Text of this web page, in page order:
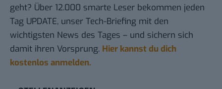
geht? Über 12.000 smarte Leser bekommen jeden
Tag UPDATE, unser Tech-Briefing mit den
wichtigsten News des Tages – und sichern sich
damit ihren Vorsprung. Hier kannst du dich
kostenlos anmelden.